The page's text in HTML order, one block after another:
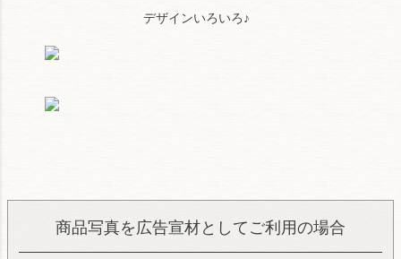
デザインいろいろ♪
商品写真を広告宣材としてご利用の場合